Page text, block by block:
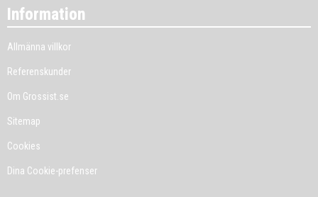
Information
Allmänna villkor
Referenskunder
Om Grossist.se
Sitemap
Cookies
Dina Cookie-prefenser